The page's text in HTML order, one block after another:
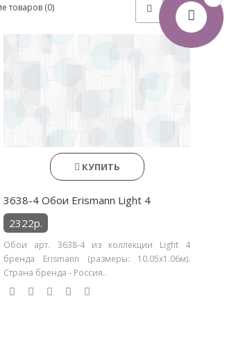
товаров (0)
КУПИТЬ
3638-4 Обои Erismann Light 4
2322р.
Обои арт. 3638-4 из коллекции Light 4
бренда Erismann (размеры: 10.05х1.06м).
Страна бренда - Россия..